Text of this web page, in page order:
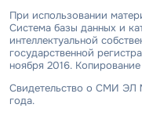
При использовании
Система базы данных и
интеллектуальной
государственной
ноября 2016.
Свидетельство о СМИ ЭЛ
года.